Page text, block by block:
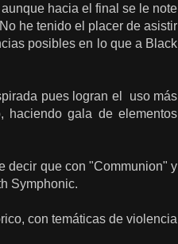
aunque hacia el final se le note
he tenido el placer de asistir
posibles en lo que a Black
pues logran el uso más
haciendo gala de elementos
decir que con "Communion" y
Symphonic.
con temáticasdeviolencia